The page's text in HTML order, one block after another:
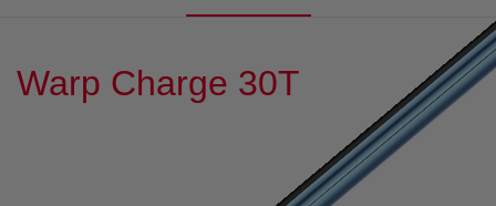
Warp Charge 30T